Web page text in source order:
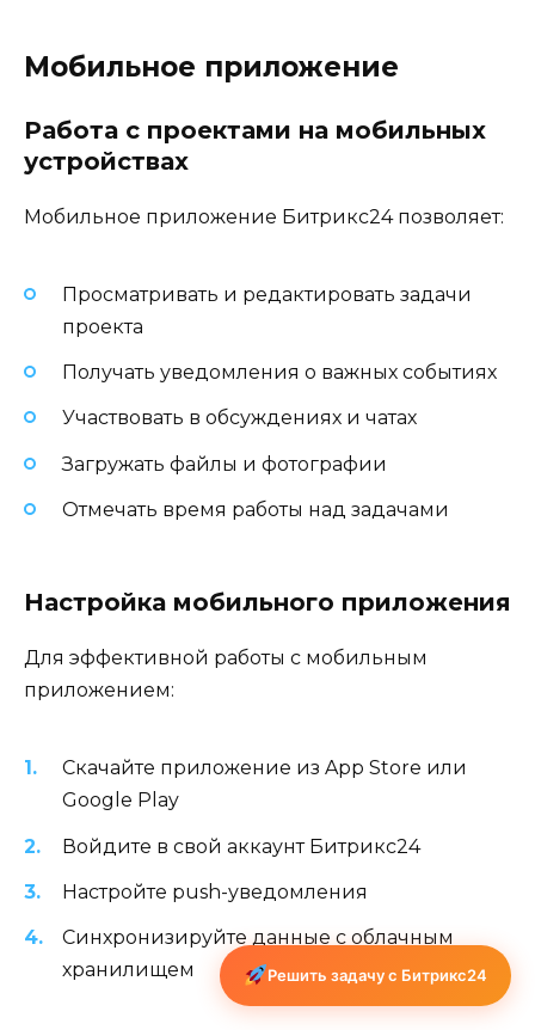
Мобильное приложение
Работа с проектами на мобильных
устройствах
Мобильное приложение Битрикс24 позволяет:
Просматривать и редактировать задачи
проекта
Получать уведомления о важных событиях
Участвовать в обсуждениях и чатах
Загружать файлы и фотографии
Отмечать время работы над задачами
Настройка мобильного приложения
Для эффективной работы с мобильным
приложением:
Скачайте приложение из App Store или
Google Play
Войдите в свой аккаунт Битрикс24
Настройте push-уведомления
Синхронизируйте данные с облачным
хранилищем
Решить задачу с Битрикс24